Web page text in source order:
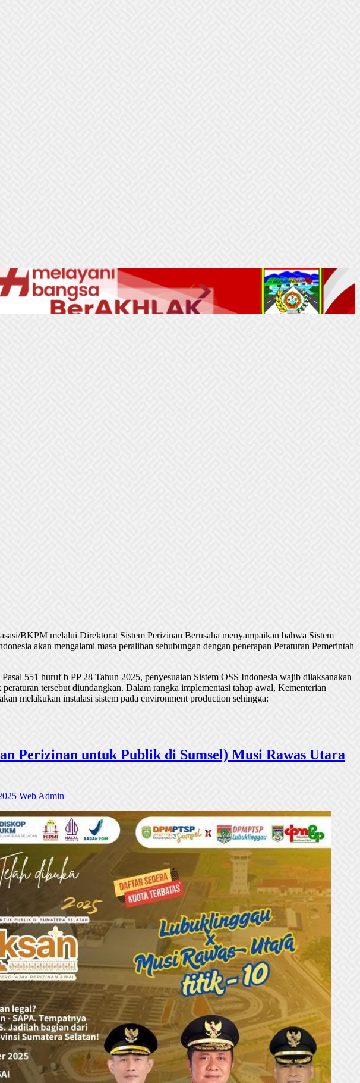
BKPM melalui Direktorat Sistem Perizinan Berusaha menyampaikan bahwa Sistem
akan mengalami masa peralihan sehubungan dengan penerapan Peraturan Pemerintah
551 huruf b PP 28 Tahun 2025, penyesuaian Sistem OSS Indonesia wajib dilaksanakan
tersebut diundangkan. Dalam rangka implementasi tahap awal, Kementerian
melakukan instalasi sistem pada environment production sehingga:
Perizinan untuk Publik di Sumsel) Musi Rawas Utara
Web Admin